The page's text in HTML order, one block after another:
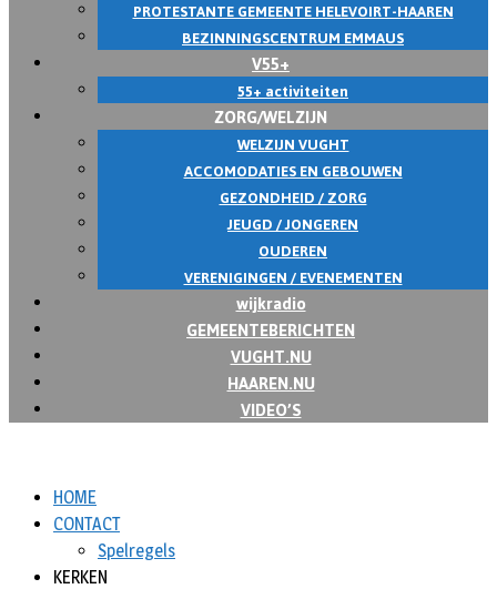
PROTESTANTE GEMEENTE HELEVOIRT-HAAREN
BEZINNINGSCENTRUM EMMAUS
V55+
55+ activiteiten
ZORG/WELZIJN
WELZIJN VUGHT
ACCOMODATIES EN GEBOUWEN
GEZONDHEID / ZORG
JEUGD / JONGEREN
OUDEREN
VERENIGINGEN / EVENEMENTEN
wijkradio
GEMEENTEBERICHTEN
VUGHT.NU
HAAREN.NU
VIDEO’S
HOME
CONTACT
Spelregels
KERKEN